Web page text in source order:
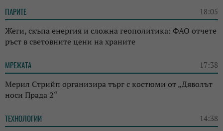
ПАРИТЕ 18:05
Жеги, скъпа енергия и сложна геополитика: ФАО отчете
ръст в световните цени на храните
МРЕЖАТА 17:38
Мерил Стрийп организира търг с костюми от „Дяволът
носи Прада 2“
ТЕХНОЛОГИИ 14:38